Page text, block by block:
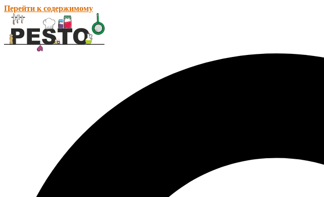
Перейти к содержимому